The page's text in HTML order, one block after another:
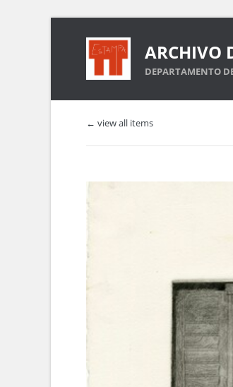
ARCHIVO
DEPARTAMENTO
← view all items